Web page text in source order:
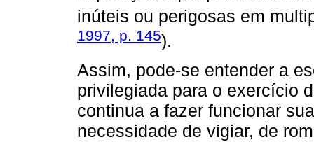
inúteis ou perigosas em
1997, p. 145).
Assim, pode-se entender a
privilegiada para o exercício
continua a fazer funcionar
necessidade de vigiar, de